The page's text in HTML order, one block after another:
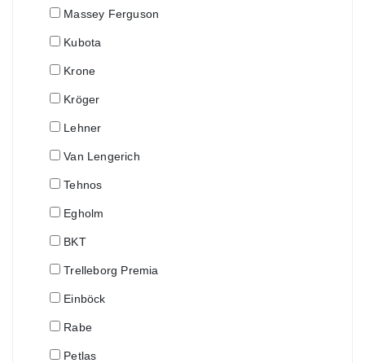
Massey Ferguson
Kubota
Krone
Kröger
Lehner
Van Lengerich
Tehnos
Egholm
BKT
Trelleborg Premia
Einböck
Rabe
Petlas